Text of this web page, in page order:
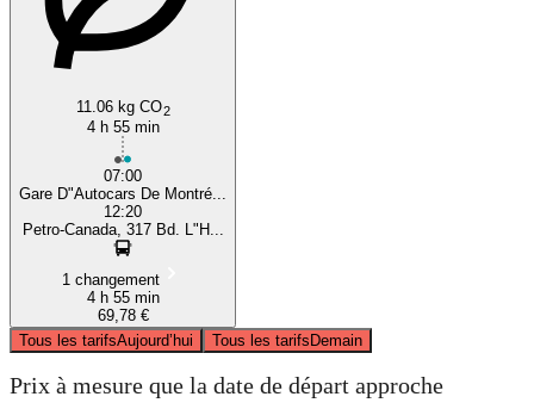
11.06 kg CO2
4 h 55 min
07:00
Gare D"Autocars De Montré...
12:20
Petro-Canada, 317 Bd. L"H...
1 changement
4 h 55 min
69,78 €
Tous les tarifsAujourd’hui Tous les tarifsDemain
Prix à mesure que la date de départ approche